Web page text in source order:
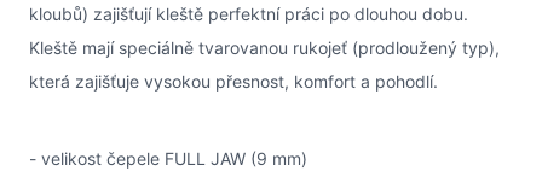
kloubů) zajišťují kleště perfektní práci po dlouhou dobu.
Kleště mají speciálně tvarovanou rukojeť (prodloužený typ),
která zajišťuje vysokou přesnost, komfort a pohodlí.
- velikost čepele FULL JAW (9 mm)